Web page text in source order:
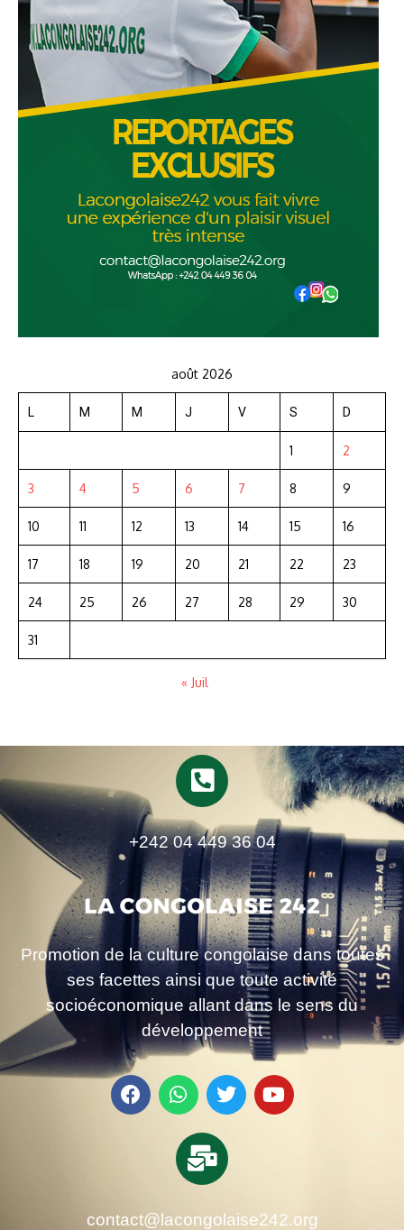
août 2026
L M M J V S D
1 2
3 4 5 6 7 8 9
10 11 12 13 14 15 16
17 18 19 20 21 22 23
24 25 26 27 28 29 30
31
« Juil
+242 04 449 36 04
Promotion de la culture congolaise dans toutes
ses facettes ainsi que toute activité
socioéconomique allant dans le sens du
développement
contact@lacongolaise242.org